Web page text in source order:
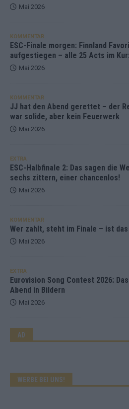
Mai 2026
KOMMENTAR
ESC-Finale morgen: Finnland
aufgestiegen – alle 25 Acts im
Mai 2026
KOMMENTAR
JJ hat den Abend gerettet – der
war solide, aber kein Feuerwerk
Mai 2026
EXTRA
ESC-Halbfinale 2: Das sagen die
sechs zittern, einer chancenlos!
Mai 2026
KOMMENTAR
Wer zahlt, steht im Finale – ist
Mai 2026
EXTRA
Eurovision Song Contest 2026:
Abend in Bildern
Mai 2026
AD
WERBE BEI UNS!